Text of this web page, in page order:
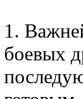
1.
боевых